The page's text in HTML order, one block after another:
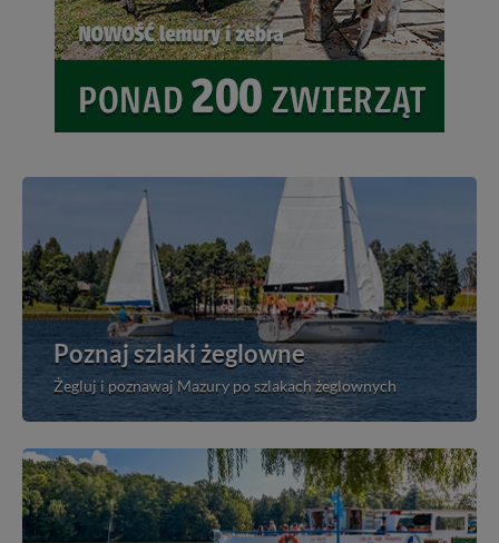
Poznaj szlaki żeglowne
Żegluj i poznawaj Mazury po szlakach żeglownych